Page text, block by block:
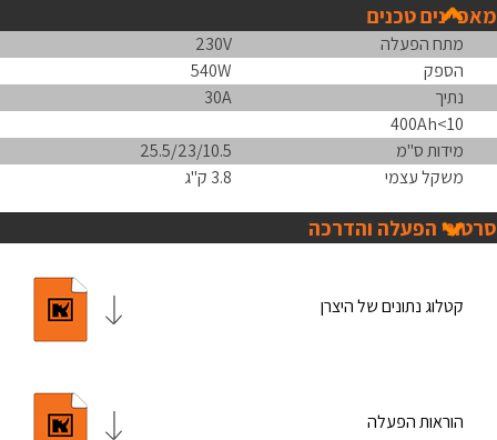
מאפיינים טכנים
מתח הפעלה
230V
הספק
540W
נתיך
30A
10>400Ah
מידות ס"מ
25.5/23/10.5
משקל עצמי
3.8 ק"ג
סרטוני הפעלה והדרכה
קטלוג נתונים של היצרן
הוראות הפעלה